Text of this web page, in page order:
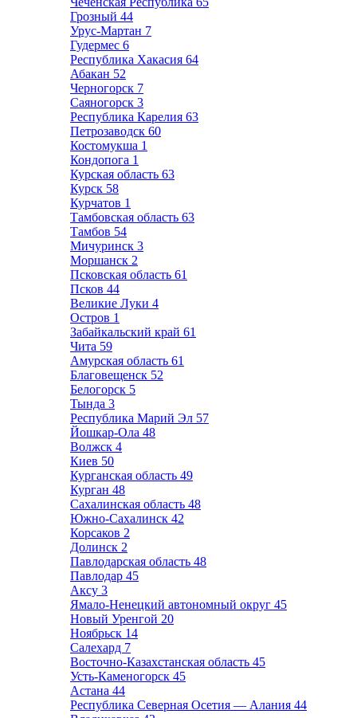
Грозный 44
Урус-Мартан 7
Гудермес 6
Республика Хакасия 64
Абакан 52
Черногорск 7
Саяногорск 3
Республика Карелия 63
Петрозаводск 60
Костомукша 1
Кондопога 1
Курская область 63
Курск 58
Курчатов 1
Тамбовская область 63
Тамбов 54
Мичуринск 3
Моршанск 2
Псковская область 61
Псков 44
Великие Луки 4
Остров 1
Забайкальский край 61
Чита 59
Амурская область 61
Благовещенск 52
Белогорск 5
Тында 3
Республика Марий Эл 57
Йошкар-Ола 48
Волжск 4
Киев 50
Курганская область 49
Курган 48
Сахалинская область 48
Южно-Сахалинск 42
Корсаков 2
Долинск 2
Павлодарская область 48
Павлодар 45
Аксу 3
Ямало-Ненецкий автономный округ 45
Новый Уренгой 20
Ноябрьск 14
Салехард 7
Восточно-Казахстанская область 45
Усть-Каменогорск 45
Астана 44
Республика Северная Осетия — Алания 44